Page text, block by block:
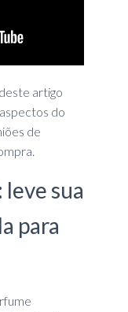
artigo
do
de
sua
para